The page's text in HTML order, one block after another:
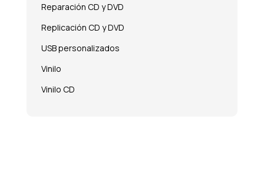
Reparación CD y DVD
Replicación CD y DVD
USB personalizados
Vinilo
Vinilo CD